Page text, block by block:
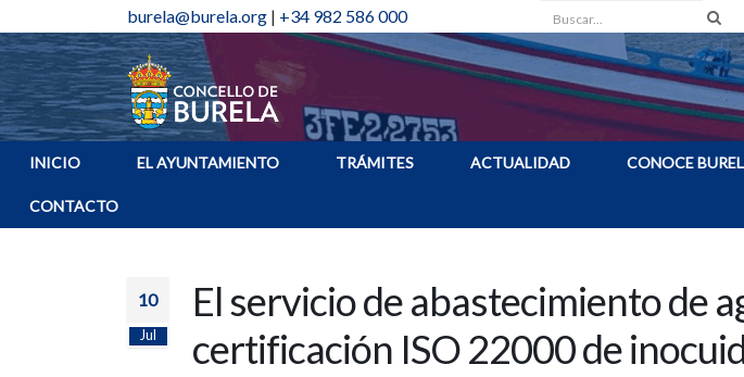
burela@burela.org | +34 982 586 000 Buscar
INICIO EL AYUNTAMIENTO TRÁMITES ACTUALIDAD CONOCE
CONTACTO
10
Jul
El servicio de abastecimiento de
certificación ISO 22000 de